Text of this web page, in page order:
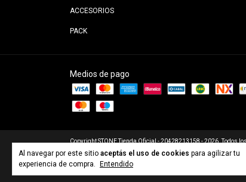
Al navegar por este sitio aceptás el uso de cookies para agilizar tu
experiencia de compra.
Entendido
ACCESORIOS
PACK
Medios de pago
Copyright STONE Tienda Oficial - 20428213158 - 2026. Todos